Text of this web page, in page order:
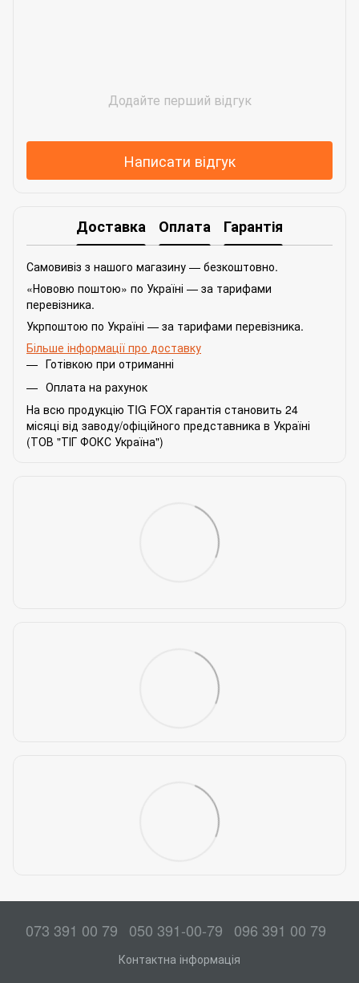
Додайте перший відгук
Написати відгук
Доставка Оплата Гарантія
Самовивіз з нашого магазину — безкоштовно.
«Нововю поштою» по Україні — за тарифами
перевізника.
Укрпоштою по Україні — за тарифами перевізника.
Більше інформації про доставку
Готівкою при отриманні
Оплата на рахунок
На всю продукцію TIG FOX гарантія становить 24
місяці від заводу/офіційного представника в Україні
(ТОВ "ТІГ ФОКС Україна")
073 391 00 79 050 391-00-79 096 391 00 79
Контактна інформація